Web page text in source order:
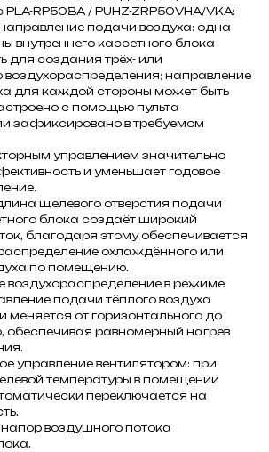
RP50BA / PUHZ-ZRP50VHA/VKA:
подачи воздуха: одна
внутреннего кассетного блока
для создания трёх- или
воздухораспределения; направление
для каждой стороны может быть
с помощью пульта
зафиксировано в требуемом
управлением значительно
и уменьшает годовое
щелевого отверстия подачи
блока создаёт широкий
благодаря этому обеспечивается
охлаждённого или
по помещению.
воздухораспределение в режиме
подачи тёплого воздуха
меняется от горизонтального до
обеспечивая равномерный нагрев
управление вентилятором: при
температуры в помещении
переключается на
воздушного потока